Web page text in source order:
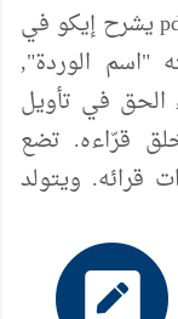
تحميل كتاب تاملات في اسم الوردة pdf يشرح إيكو في
"اسم الوردة",
الحق في تأويل
قرّاءه. تضع
قرائه. ويتولد
هو الآخر من
عمل نقدي لا